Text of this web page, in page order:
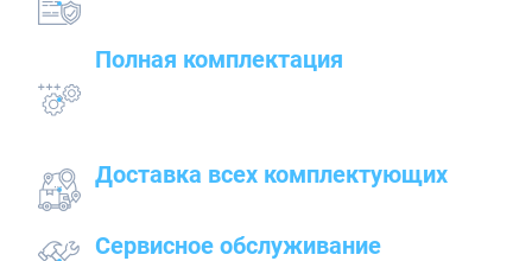
Полная комплектация
Доставка всех комплектующих
Сервисное обслуживание